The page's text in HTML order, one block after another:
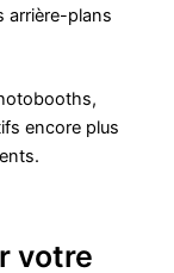
arrière-plans
encore plus
votre